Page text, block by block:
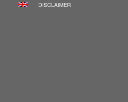
ENG
DISCLAIMER